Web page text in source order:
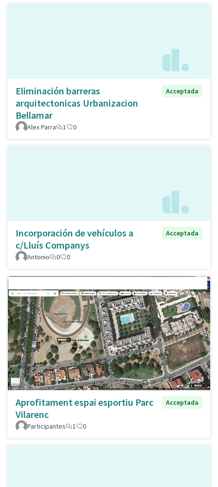
Eliminación barreras
arquitectonicas Urbanizacion
Bellamar
Acceptada
Alex Parra 1 0
Incorporación de vehículos a
c/Lluís Companys
Acceptada
Antonio 0 0
Aprofitament espai esportiu Parc
Vilarenc
Acceptada
Participantes 1 0